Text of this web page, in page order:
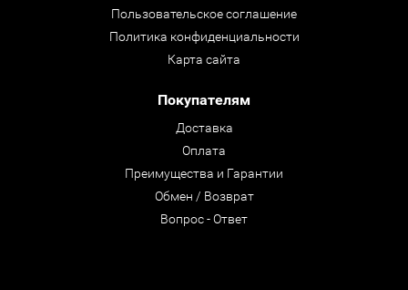
Пользовательское соглашение
Политика конфиденциальности
Карта сайта
Покупателям
Доставка
Оплата
Преимущества и Гарантии
Обмен / Возврат
Вопрос - Ответ